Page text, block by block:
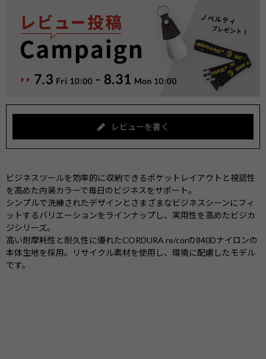
レビューを書く
ビジネスツールを効率的に収納できるポケットレイアウトと視認性
を高めた内装カラーで毎日のビジネスをサポート。
シンプルで洗練されたデザインとさまざまなビジネスシーンにフィ
ットするバリエーションをラインナップし、実用性を高めたビジカ
ジシリーズ。
高い耐摩耗性と耐久性に優れたCORDURA re/corの840Dナイロンの
本体生地を採用。リサイクル素材を使用し、環境に配慮したモデル
です。